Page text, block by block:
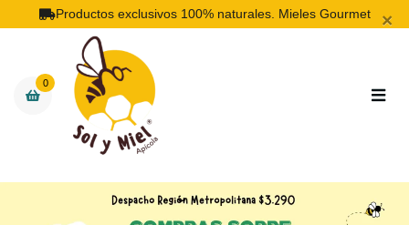
Productos exclusivos 100% naturales. Mieles Gourmet ×
0